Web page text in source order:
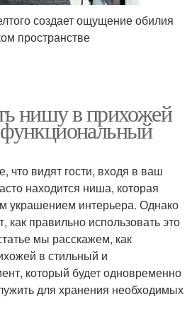
создает ощущение обилия
пространстве
нишу в прихожей
что видят гости, входя в ваш
находится ниша, которая
украшением интерьера. Однако
как правильно использовать это
мы расскажем, как
в стильный и
который будет одновременно
для хранения необходимых